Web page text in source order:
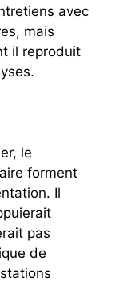
avec
mais
il reproduit
le
forment
Il
pas
de